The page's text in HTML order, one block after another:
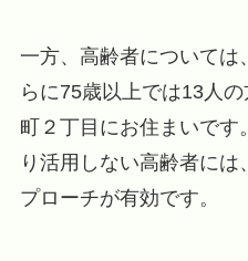
一方、高齢者については
らに75歳以上では13人
町２丁目にお住まいです
り活用しない高齢者に
プローチが有効です。